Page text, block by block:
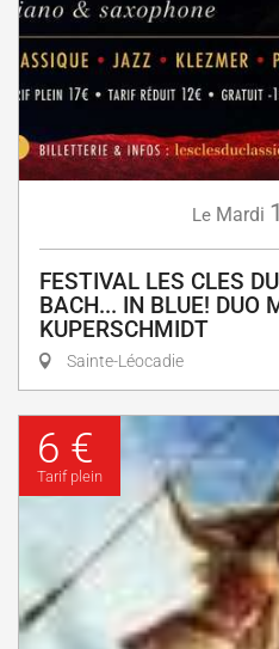
Le Mardi
FESTIVAL LES CLES
BACH... IN BLUE! DUO
KUPERSCHMIDT
Sainte-Léocadie
6 €
Tarif plein